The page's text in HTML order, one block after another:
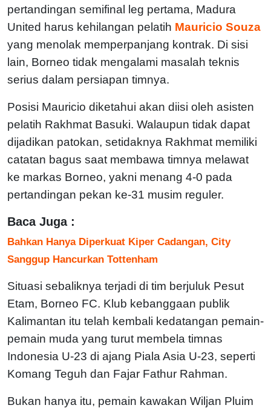
pertandingan semifinal leg pertama, Madura
United harus kehilangan pelatih Mauricio Souza
yang menolak memperpanjang kontrak. Di sisi
lain, Borneo tidak mengalami masalah teknis
serius dalam persiapan timnya.
Posisi Mauricio diketahui akan diisi oleh asisten
pelatih Rakhmat Basuki. Walaupun tidak dapat
dijadikan patokan, setidaknya Rakhmat memiliki
catatan bagus saat membawa timnya melawat
ke markas Borneo, yakni menang 4-0 pada
pertandingan pekan ke-31 musim reguler.
Baca Juga :
Bahkan Hanya Diperkuat Kiper Cadangan, City
Sanggup Hancurkan Tottenham
Situasi sebaliknya terjadi di tim berjuluk Pesut
Etam, Borneo FC. Klub kebanggaan publik
Kalimantan itu telah kembali kedatangan pemain-
pemain muda yang turut membela timnas
Indonesia U-23 di ajang Piala Asia U-23, seperti
Komang Teguh dan Fajar Fathur Rahman.
Bukan hanya itu, pemain kawakan Wiljan Pluim